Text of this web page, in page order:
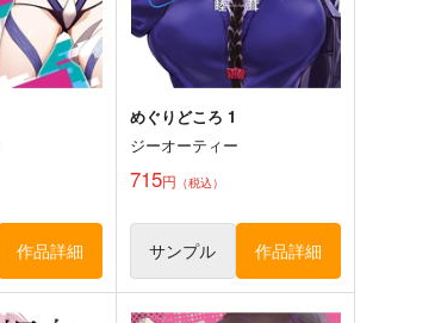
作品詳細
めぐりどころ 1
ジーオーティー
715円 （税込）
サンプル 作品詳細